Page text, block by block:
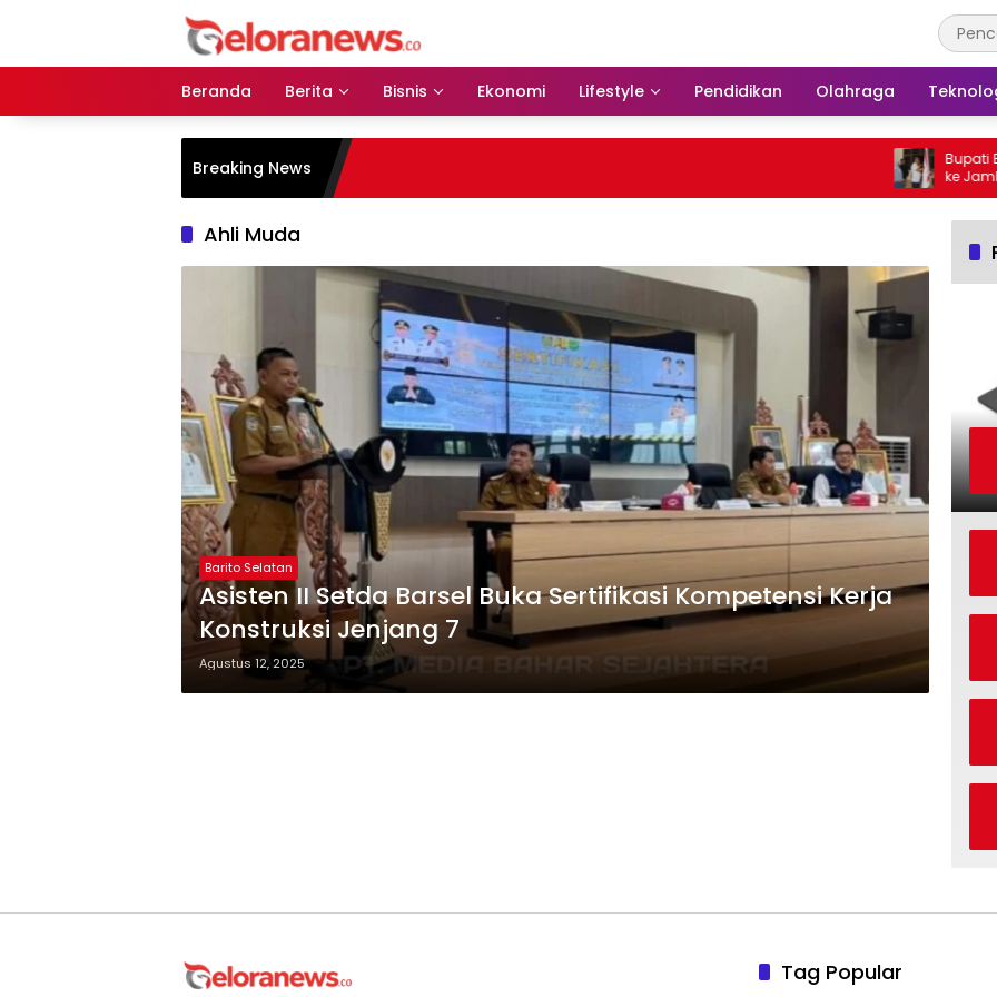
Beranda
Berita Bisnis Ekonomi Lifestyle Pendidikan Olahraga
Breaking News
Bupati
ke Jambore
Ahli Muda
Barito Selatan
Asisten II Setda Barsel Buka Sertifikasi Kompetensi Kerja
Konstruksi Jenjang 7
Agustus 12, 2025
Tag Popular